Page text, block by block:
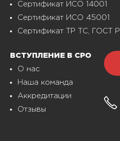
Сертификат ИСО 14001
Сертификат ИСО 45001
Сертификат ТР ТС, ГОСТ Р
ВСТУПЛЕНИЕ В СРО
О нас
Наша команда
Аккредитации
Отзывы